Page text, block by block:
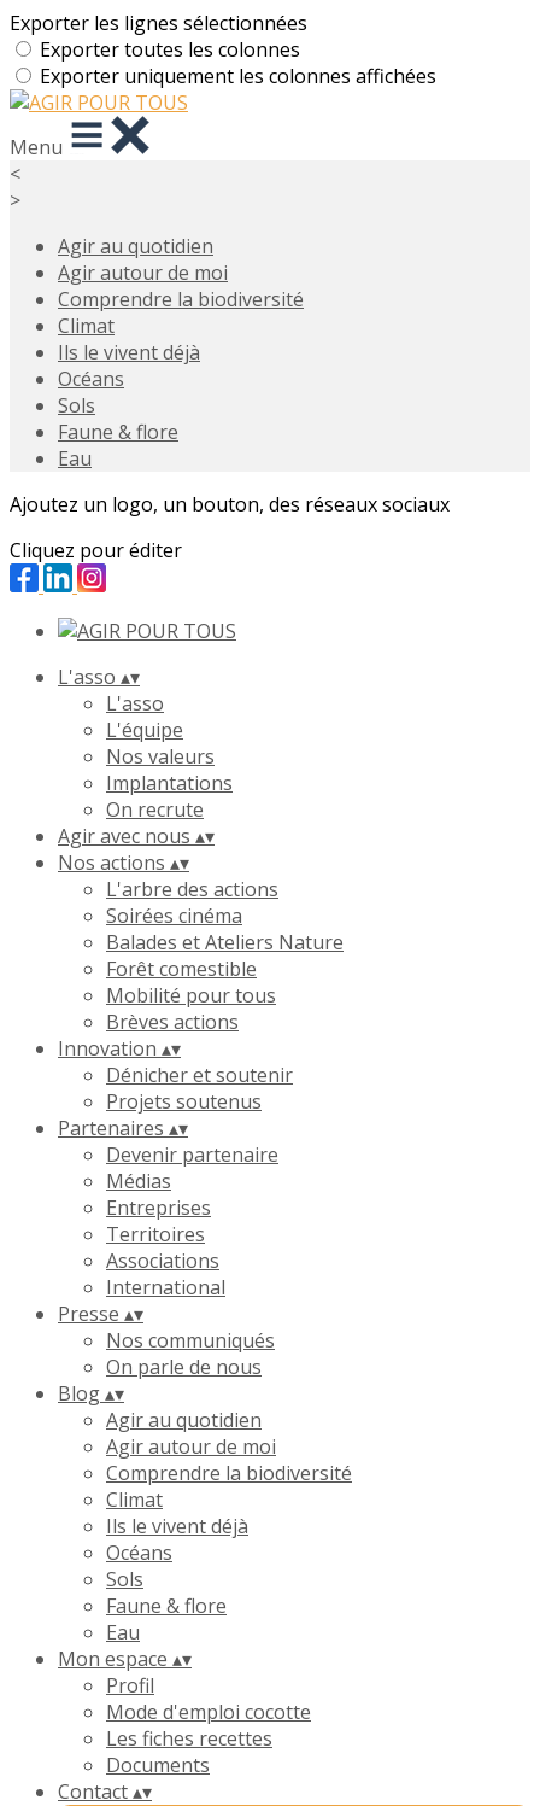
Exporter les lignes sélectionnées
Exporter toutes les colonnes
Exporter uniquement les colonnes affichées
Menu
<
>
Agir au quotidien
Agir autour de moi
Comprendre la biodiversité
Climat
Ils le vivent déjà
Océans
Sols
Faune & flore
Eau
Ajoutez un logo, un bouton, des réseaux sociaux
Cliquez pour éditer
L'asso ▴▾
L'asso
L'équipe
Nos valeurs
Implantations
On recrute
Agir avec nous ▴▾
Nos actions ▴▾
L'arbre des actions
Soirées cinéma
Balades et Ateliers Nature
Forêt comestible
Mobilité pour tous
Brèves actions
Innovation ▴▾
Dénicher et soutenir
Projets soutenus
Partenaires ▴▾
Devenir partenaire
Médias
Entreprises
Territoires
Associations
International
Presse ▴▾
Nos communiqués
On parle de nous
Blog▴▾
Agir au quotidien
Agir autour de moi
Comprendre la biodiversité
Climat
Ils le vivent déjà
Océans
Sols
Faune & flore
Eau
Mon espace ▴▾
Profil
Mode d'emploi cocotte
Les fiches recettes
Documents
Contact▴▾